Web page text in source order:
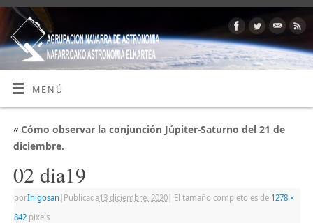
MENÚ
«Cómo observar la conjunción Júpiter-Saturno del 21 de
diciembre.
02 dia19
porInigosan Publicada13 diciembre, 2020| El tamaño completo es de 1278 ×
842pixels